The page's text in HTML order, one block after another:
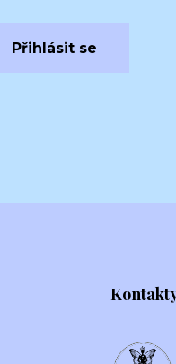
Přihlásit se